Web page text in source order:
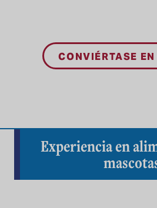
CONVIÉRTASE
Experiencia en